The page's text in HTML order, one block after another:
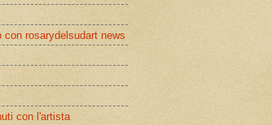
con rosarydelsudart news
con l'artista